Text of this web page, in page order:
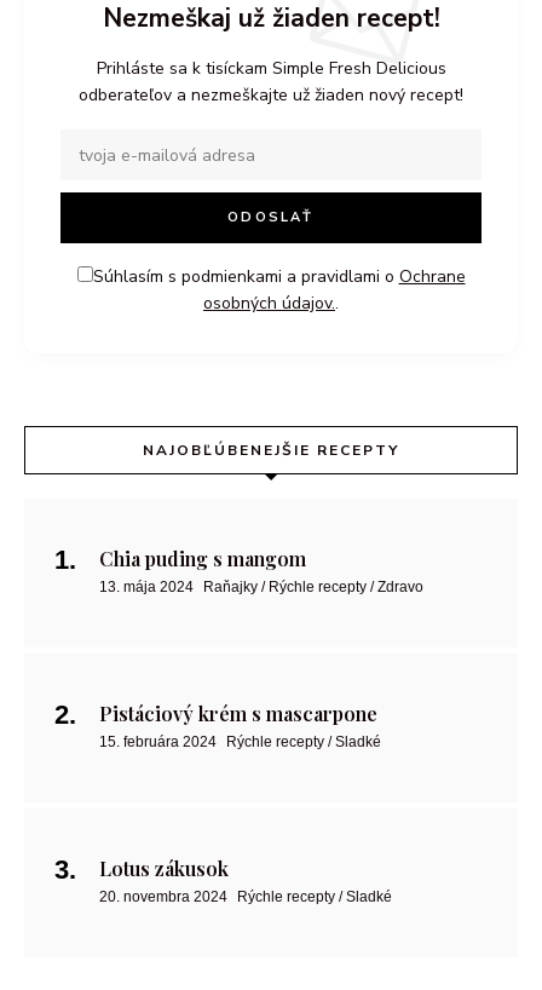
Nezmeškaj už žiaden recept!
Prihláste sa k tisíckam Simple Fresh Delicious
odberateľov a nezmeškajte už žiaden nový recept!
Súhlasím s podmienkami a pravidlami o Ochrane
osobných údajov..
NAJOBĽÚBENEJŠIE RECEPTY
Chia puding s mangom
13. mája 2024 Raňajky / Rýchle recepty / Zdravo
Pistáciový krém s mascarpone
15. februára 2024 Rýchle recepty / Sladké
Lotus zákusok
20. novembra 2024 Rýchle recepty / Sladké